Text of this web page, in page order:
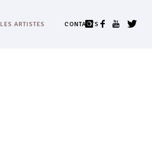
LES ARTISTES CONTACTS